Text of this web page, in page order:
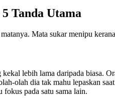
Tanda Utama
Mata sukar menipu
lebih lama daripada biasa.
olah dia tak mahu lepaskan
pada satu sama lain.